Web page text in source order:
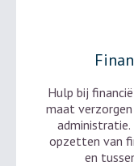
Hulp bij
maat
opzetten van
en